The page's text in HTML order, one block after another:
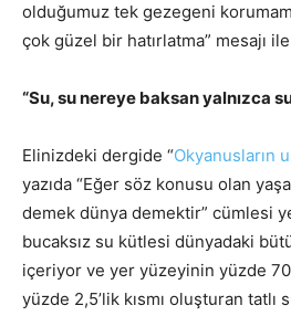
olduğumuz tek gezegeni
çok güzel bir hatırlatma” mesajı
“Su, su nereye baksan yalnızca
Elinizdeki dergide “Okyanusların
yazıda “Eğer söz konusu olan
demek dünya demektir” cümlesi
bucaksız su kütlesi dünyadaki
içeriyor ve yer yüzeyinin yüzde
yüzde 2,5’lik kısmı oluşturan tatlı